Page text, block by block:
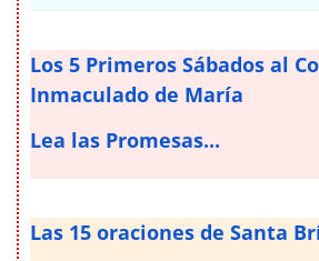
Los 5 Primeros Sábados al
Inmaculado de María
Lea las Promesas...
Las 15 oraciones de Santa